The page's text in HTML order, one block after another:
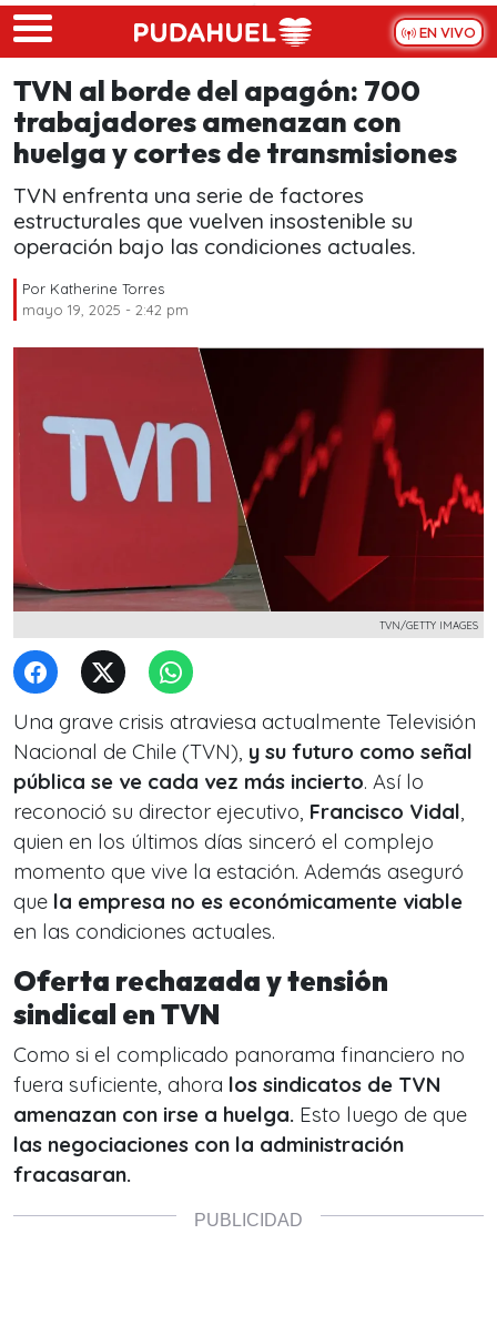
Skip to main content
EN VIVO
TVN al borde del apagón: 700
trabajadores amenazan con
huelga y cortes de transmisiones
TVN enfrenta una serie de factores
estructurales que vuelven insostenible su
operación bajo las condiciones actuales.
Por Katherine Torres
mayo 19, 2025 - 2:42 pm
TVN/GETTY IMAGES
Una grave crisis atraviesa actualmente Televisión
Nacional de Chile (TVN), y su futuro como señal
pública se ve cada vez más incierto. Así lo
reconoció su director ejecutivo, Francisco Vidal,
quien en los últimos días sinceró el complejo
momento que vive la estación. Además aseguró
que la empresa no es económicamente viable
en las condiciones actuales.
Oferta rechazada y tensión
sindical en TVN
Como si el complicado panorama financiero no
fuera suficiente, ahora los sindicatos de TVN
amenazan con irse a huelga. Esto luego de que
las negociaciones con la administración
fracasaran.